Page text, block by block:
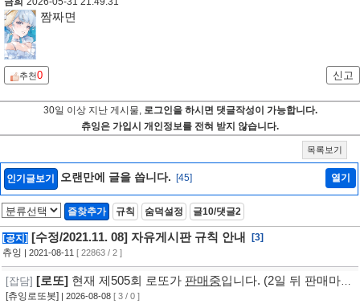
짬짜면
추천0 신고
30일 이상 지난 게시물, 로그인을 하시면 댓글작성이 가능합니다.
츄잉은 가입시 개인정보를 전혀 받지 않습니다.
목록보기
인기글보기 오랜만에 글을 씁니다. [45] 열기
즐찾추가 규칙 숨덕설정 글10/댓글2
[공지] [수정/2021.11. 08] 자유게시판 규칙 안내
[3]
츄잉 | 2021-08-11 [ 22863 / 2 ]
[잡담] [로또] 현재 제505회 로또가 판매중입니다. (2일 뒤 판매마
감, 추첨) ㅡ [바로가기]
[츄잉로또봇] | 2026-08-08 [ 3 / 0 ]